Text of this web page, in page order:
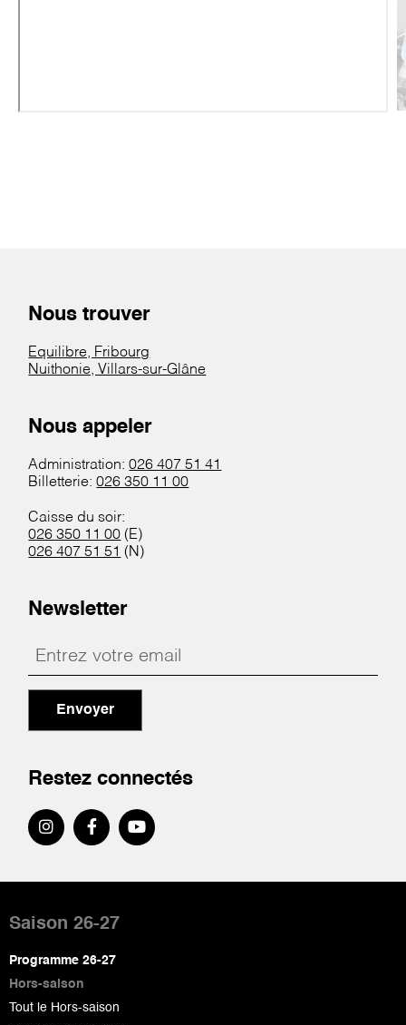
Nous trouver
Equilibre, Fribourg
Nuithonie, Villars-sur-Glâne
Nous appeler
Administration:026 407 51 41
Billetterie:026 350 11 00
Caisse du soir:
026 350 11 00 (E)
026 407 51 51 (N)
Newsletter
Envoyer
Restez connectés
de
page
Saison 26-27
Programme 26-27
Hors-saison
Tout le Hors-saison